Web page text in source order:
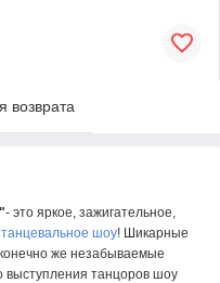
возврата
- это яркое, зажигательное,
танцевальное шоу! Шикарные
же незабываемые
выступления танцоров шоу